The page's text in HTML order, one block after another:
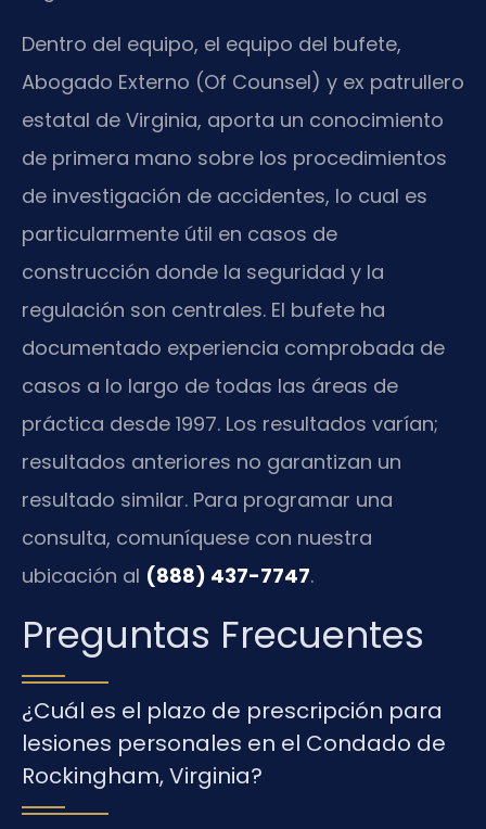
Dentro del equipo, el equipo del bufete,
Abogado Externo (Of Counsel) y ex patrullero
estatal de Virginia, aporta un conocimiento
de primera mano sobre los procedimientos
de investigación de accidentes, lo cual es
particularmente útil en casos de
construcción donde la seguridad y la
regulación son centrales. El bufete ha
documentado experiencia comprobada de
casos a lo largo de todas las áreas de
práctica desde 1997. Los resultados varían;
resultados anteriores no garantizan un
resultado similar. Para programar una
consulta, comuníquese con nuestra
ubicación al (888) 437-7747.
Preguntas Frecuentes
¿Cuál es el plazo de prescripción para
lesiones personales en el Condado de
Rockingham, Virginia?